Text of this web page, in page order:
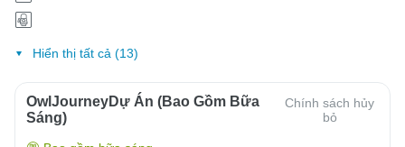
Hiển thị tất cả (13)
OwlJourneyDự Án (Bao Gồm Bữa
Sáng)
Chính sách hủy
bỏ